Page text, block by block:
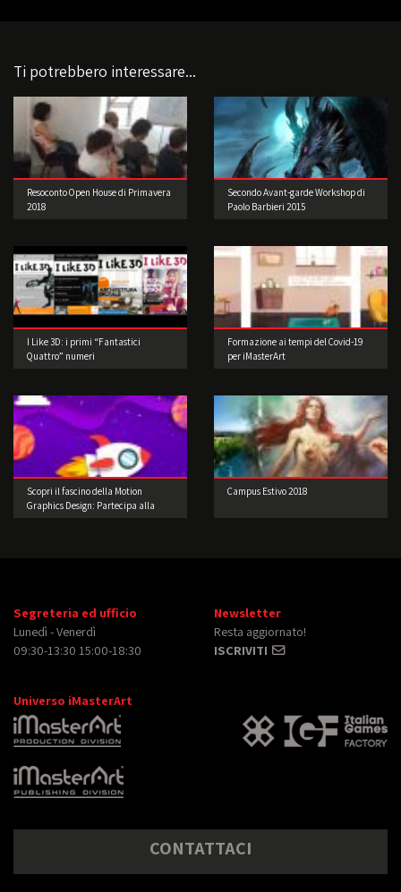
Ti potrebbero interessare...
Resoconto Open House di Primavera
2018
Secondo Avant-garde Workshop di
Paolo Barbieri 2015
I Like 3D: i primi “Fantastici
Quattro” numeri
Formazione ai tempi del Covid-19
per iMasterArt
Scopri il fascino della Motion
Graphics Design: Partecipa alla
Campus Estivo 2018
Segreteria ed ufficio
Lunedì - Venerdì
09:30-13:30 15:00-18:30
Newsletter
Resta aggiornato!
ISCRIVITI
Universo iMasterArt
CONTATTACI